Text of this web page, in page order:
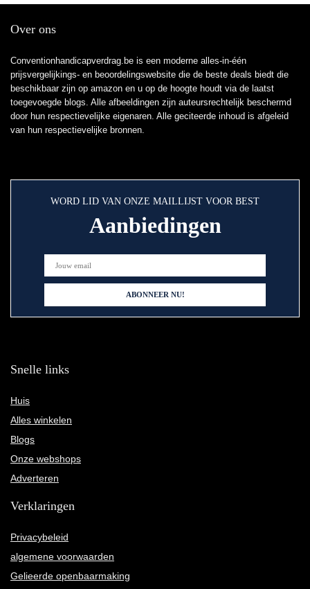
Over ons
Conventionhandicapverdrag.be is een moderne alles-in-één
prijsvergelijkings- en beoordelingswebsite die de beste deals biedt die
beschikbaar zijn op amazon en u op de hoogte houdt via de laatst
toegevoegde blogs. Alle afbeeldingen zijn auteursrechtelijk beschermd
door hun respectievelijke eigenaren. Alle geciteerde inhoud is afgeleid
van hun respectievelijke bronnen.
WORD LID VAN ONZE MAILLIJST VOOR BEST
Aanbiedingen
Snelle links
Huis
Alles winkelen
Blogs
Onze webshops
Adverteren
Verklaringen
Privacybeleid
algemene voorwaarden
Gelieerde openbaarmaking